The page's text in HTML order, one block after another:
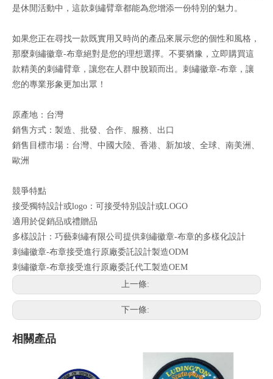
是休閒活動中，這款刺繡臂章都能為您增添一份特別的魅力。
如果您正在尋找一款既實用又時尚的產品來展示您的個性和風格，
那麼刺繡徽章-布章絕對是您的理想選擇。不要猶豫，立即購買這
款精美的刺繡臂章，讓您在人群中脫穎而出。 刺繡徽章-布章，讓
您的專業形象更加出眾！
原產地：台灣
銷售方式：製造、批發、合作、服務、出口
銷售目標市場：台灣、中國大陸、香港、新加坡、全球、南美洲、
歐洲
競爭特點
接受獨特設計或logo：可接受特別設計或LOGO
適用於促銷品或禮贈品
多樣設計：巧藝刺繡有限公司提供刺繡徽章-布章的多樣化設計
刺繡徽章-布章接受進行原廠委託設計製造ODM
刺繡徽章-布章接受進行原廠委託代工製造OEM
上一條:
下一條:
相關產品